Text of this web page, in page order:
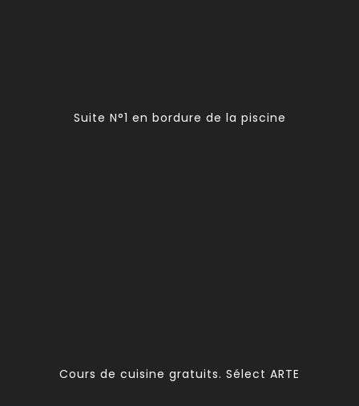
Suite N°1 en bordure de la piscine
Cours de cuisine gratuits. Sélect ARTE